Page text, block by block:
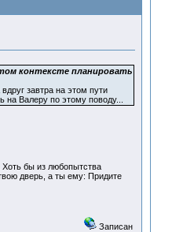
контексте планировать
завтра на этом пути
Валеру по этому поводу...
Хоть бы из любопытства
дверь, а ты ему: Придите
Записан